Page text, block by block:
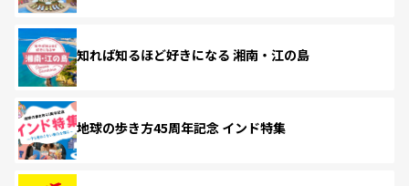
知れば知るほど好きになる 湘南・江の島
地球の歩き方45周年記念 インド特集